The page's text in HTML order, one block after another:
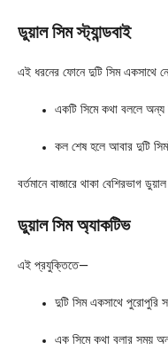
ডুয়াল সিম স্ট্যান্ডবাই
এই ধরনের ফোনে দুটি সিম একসাথে
একটি সিমে কথা বললে অন্য
কল শেষ হলে আবার দুটি
বর্তমানে বাজারে থাকা বেশিরভাগ
ডুয়াল সিম অ্যাকটিভ
এই প্রযুক্তিতে—
দুটি সিম একসাথে পুরোপুরি
এক সিমে কথা বলার সময়